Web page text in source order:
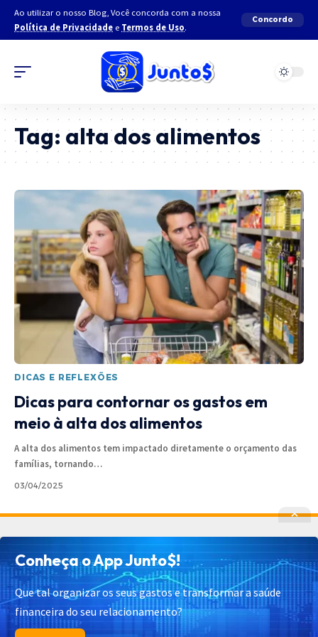
Ao utilizar o nosso Blog, Você concorda com a nossa
Política de Privacidade e Termos de Uso.
Concordo
Tag: alta dos alimentos
DICAS E REFLEXÕES
Dicas para contornar os gastos em
meio à alta dos alimentos
A alta dos alimentos tem impactado diretamente o orçamento das
famílias, tornando…
03/04/2025
Termos de Uso Contato Cadastrar Quem Somos
Conheça o App Junto$!
Que tal organizar os seus gastos e transformar a saúde
financeira do seu relacionamento?